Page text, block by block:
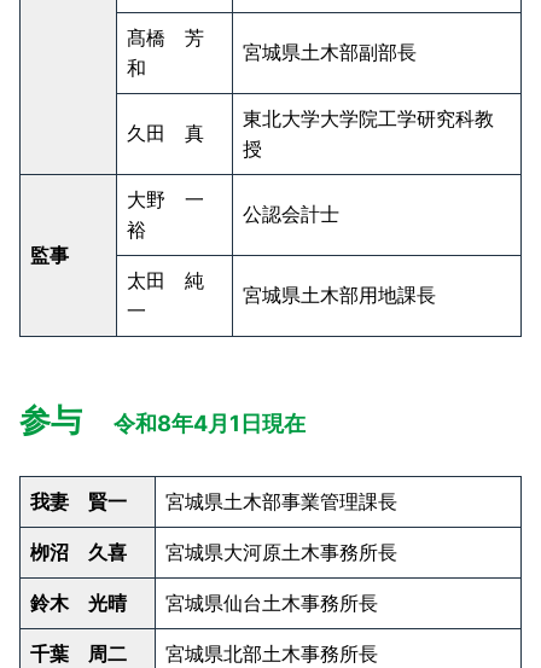
髙橋 芳
和
宮城県土木部副部長
久田 真
東北大学大学院工学研究科教
授
監事
大野 一
裕
公認会計士
太田 純
一
宮城県土木部用地課長
参与 令和8年4月1日現在
我妻 賢一 宮城県土木部事業管理課長
栁沼 久喜 宮城県大河原土木事務所長
鈴木 光晴 宮城県仙台土木事務所長
千葉 周二 宮城県北部土木事務所長